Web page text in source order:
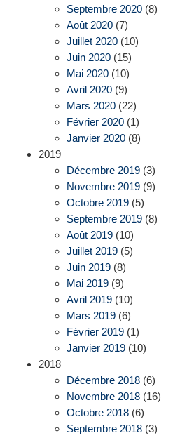
Septembre 2020 (8)
Août 2020 (7)
Juillet 2020 (10)
Juin 2020 (15)
Mai 2020 (10)
Avril 2020 (9)
Mars 2020 (22)
Février 2020 (1)
Janvier 2020 (8)
2019
Décembre 2019 (3)
Novembre 2019 (9)
Octobre 2019 (5)
Septembre 2019 (8)
Août 2019 (10)
Juillet 2019 (5)
Juin 2019 (8)
Mai 2019 (9)
Avril 2019 (10)
Mars 2019 (6)
Février 2019 (1)
Janvier 2019 (10)
2018
Décembre 2018 (6)
Novembre 2018 (16)
Octobre 2018 (6)
Septembre 2018 (3)